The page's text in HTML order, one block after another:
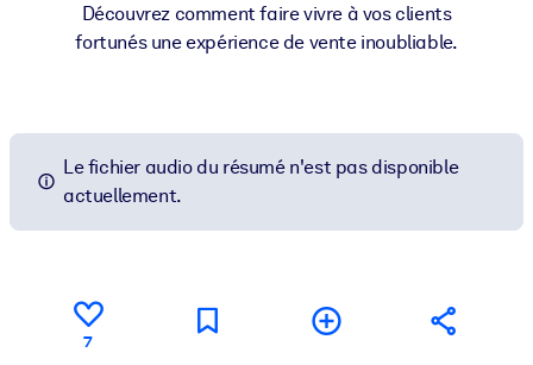
Découvrez comment faire vivre à vos clients
fortunés une expérience de vente inoubliable.
Le fichier audio du résumé n'est pas disponible
actuellement.
7